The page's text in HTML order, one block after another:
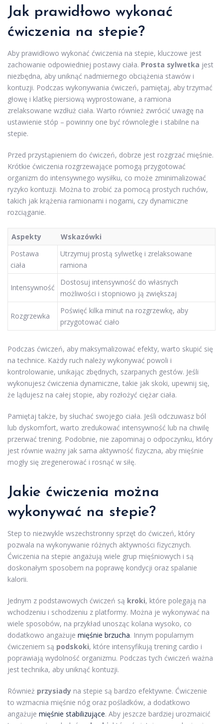
Jak prawidłowo wykonać
ćwiczenia na stepie?
Aby prawidłowo wykonać ćwiczenia na stepie, kluczowe jest
zachowanie odpowiedniej postawy ciała. Prosta sylwetka jest
niezbędna, aby uniknąć nadmiernego obciążenia stawów i
kontuzji. Podczas wykonywania ćwiczeń, pamiętaj, aby trzymać
głowę i klatkę piersiową wyprostowane, a ramiona
zrelaksowane wzdłuż ciała. Warto również zwrócić uwagę na
ustawienie stóp – powinny one być równoległe i stabilne na
stepie.
Przed przystąpieniem do ćwiczeń, dobrze jest rozgrzać mięśnie.
Krótkie ćwiczenia rozgrzewające pomogą przygotować
organizm do intensywnego wysiłku, co może zminimalizować
ryzyko kontuzji. Można to zrobić za pomocą prostych ruchów,
takich jak krążenia ramionami i nogami, czy dynamiczne
rozciąganie.
Aspekty
Wskazówki
Postawa
ciała
Utrzymuj prostą sylwetkę i zrelaksowane
ramiona
Intensywność
Dostosuj intensywność do własnych
możliwości i stopniowo ją zwiększaj
Rozgrzewka
Poświęć kilka minut na rozgrzewkę, aby
przygotować ciało
Podczas ćwiczeń, aby maksymalizować efekty, warto skupić się
na technice. Każdy ruch należy wykonywać powoli i
kontrolowanie, unikając zbędnych, szarpanych gestów. Jeśli
wykonujesz ćwiczenia dynamiczne, takie jak skoki, upewnij się,
że lądujesz na całej stopie, aby rozłożyć ciężar ciała.
Pamiętaj także, by słuchać swojego ciała. Jeśli odczuwasz ból
lub dyskomfort, warto zredukować intensywność lub na chwilę
przerwać trening. Podobnie, nie zapominaj o odpoczynku, który
jest równie ważny jak sama aktywność fizyczna, aby mięśnie
mogły się zregenerować i rosnąć w siłę.
Jakie ćwiczenia można
wykonywać na stepie?
Step to niezwykle wszechstronny sprzęt do ćwiczeń, który
pozwala na wykonywanie różnych aktywności fizycznych.
Ćwiczenia na stepie angażują wiele grup mięśniowych i są
doskonałym sposobem na poprawę kondycji oraz spalanie
kalorii.
Jednym z podstawowych ćwiczeń są kroki, które polegają na
wchodzeniu i schodzeniu z platformy. Można je wykonywać na
wiele sposobów, na przykład unosząc kolana wysoko, co
dodatkowo angażuje mięśnie brzucha. Innym popularnym
ćwiczeniem są podskoki, które intensyfikują trening cardio i
poprawiają wydolność organizmu. Podczas tych ćwiczeń ważna
jest technika, aby uniknąć kontuzji.
Również przysiady na stepie są bardzo efektywne. Ćwiczenie
to wzmacnia mięśnie nóg oraz pośladków, a dodatkowo
angażuje mięśnie stabilizujące. Aby jeszcze bardziej urozmaicić